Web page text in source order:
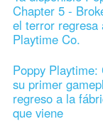
Chapter 5 -
el terror regresa
Playtime Co.
Poppy
su primer
regreso a la
que viene